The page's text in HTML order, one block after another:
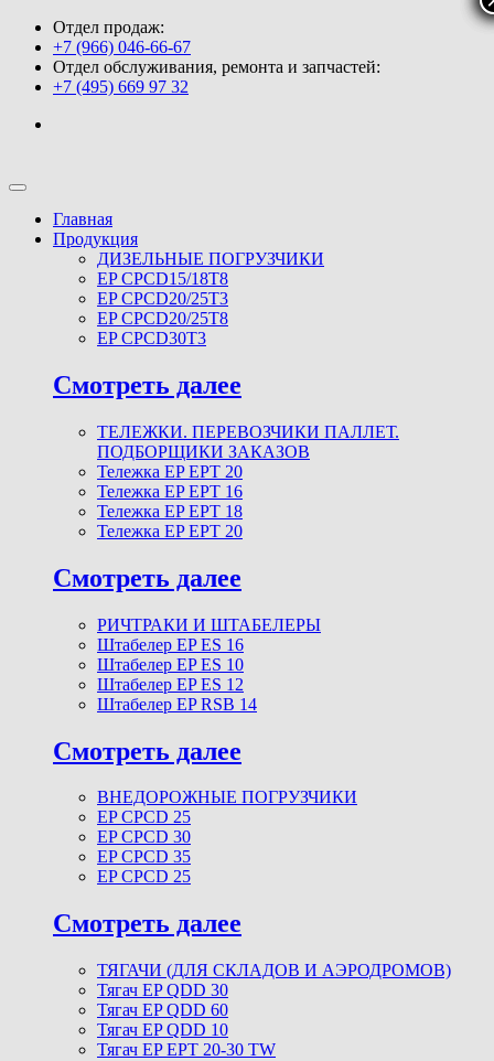
Отдел продаж:
+7 (966) 046-66-67
Отдел обслуживания, ремонта и запчастей:
+7 (495) 669 97 32
Главная
Продукция
ДИЗЕЛЬНЫЕ ПОГРУЗЧИКИ
EP CPCD15/18T8
EP CPCD20/25T3
EP CPCD20/25T8
EP CPCD30T3
Смотреть далее
ТЕЛЕЖКИ. ПЕРЕВОЗЧИКИ ПАЛЛЕТ.
ПОДБОРЩИКИ ЗАКАЗОВ
Тележка EP EPT 20
Тележка EP EPT 16
Тележка EP EPT 18
Тележка EP EPT 20
Смотреть далее
РИЧТРАКИ И ШТАБЕЛЕРЫ
Штабелер EP ES 16
Штабелер EP ES 10
Штабелер EP ES 12
Штабелер EP RSB 14
Смотреть далее
ВНЕДОРОЖНЫЕ ПОГРУЗЧИКИ
EP CPCD 25
EP CPCD 30
EP CPCD 35
EP CPCD 25
Смотреть далее
ТЯГАЧИ (ДЛЯ СКЛАДОВ И АЭРОДРОМОВ)
Тягач EP QDD 30
Тягач EP QDD 60
Тягач EP QDD 10
Тягач EP EPT 20-30 TW